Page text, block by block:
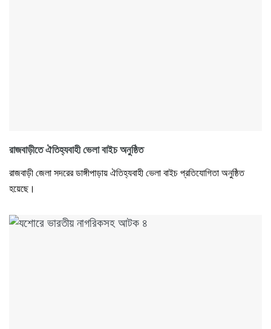
রাজবাড়ীতে ঐতিহ্যবাহী ভেলা বাইচ অনুষ্ঠিত
রাজবাড়ী জেলা সদরের ডাঙ্গীপাড়ায় ঐতিহ্যবাহী ভেলা বাইচ প্রতিযোগিতা অনুষ্ঠিত
হয়েছে।